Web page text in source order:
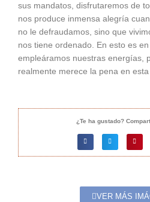
sus mandatos, disfrutaremos de
nos produce inmensa alegría
no le defraudamos, sino que
nos tiene ordenado. En esto es
empleáramos nuestras energías,
realmente merece la pena en esta
¿Te ha gustado?
VER MÁS